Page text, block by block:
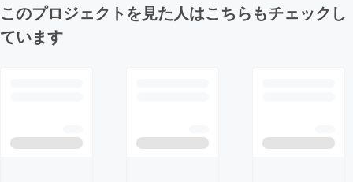
このプロジェクトを見た人はこちらもチェックし
ています